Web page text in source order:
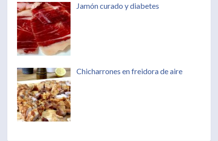
Jamón curado y diabetes
Chicharrones en freidora de aire